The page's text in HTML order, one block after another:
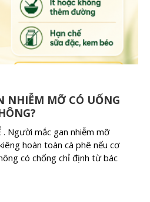
NHIỄM MỠ CÓ UỐNG
. Người mắc gan nhiễm mỡ
hoàn toàn cà phê nếu cơ
có chống chỉ định từ bác